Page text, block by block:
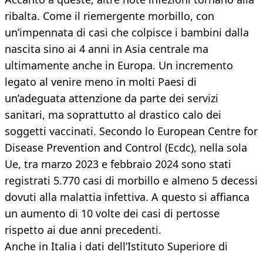
ribalta. Come il riemergente morbillo, con
un’impennata di casi che colpisce i bambini dalla
nascita sino ai 4 anni in Asia centrale ma
ultimamente anche in Europa. Un incremento
legato al venire meno in molti Paesi di
un’adeguata attenzione da parte dei servizi
sanitari, ma soprattutto al drastico calo dei
soggetti vaccinati. Secondo lo European Centre for
Disease Prevention and Control (Ecdc), nella sola
Ue, tra marzo 2023 e febbraio 2024 sono stati
registrati 5.770 casi di morbillo e almeno 5 decessi
dovuti alla malattia infettiva. A questo si affianca
un aumento di 10 volte dei casi di pertosse
rispetto ai due anni precedenti.
Anche in Italia i dati dell’Istituto Superiore di